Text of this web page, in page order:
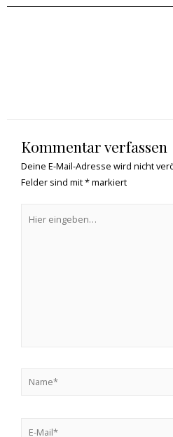
Kommentar verfassen
Deine E-Mail-Adresse wird nicht
Felder sind mit*markiert